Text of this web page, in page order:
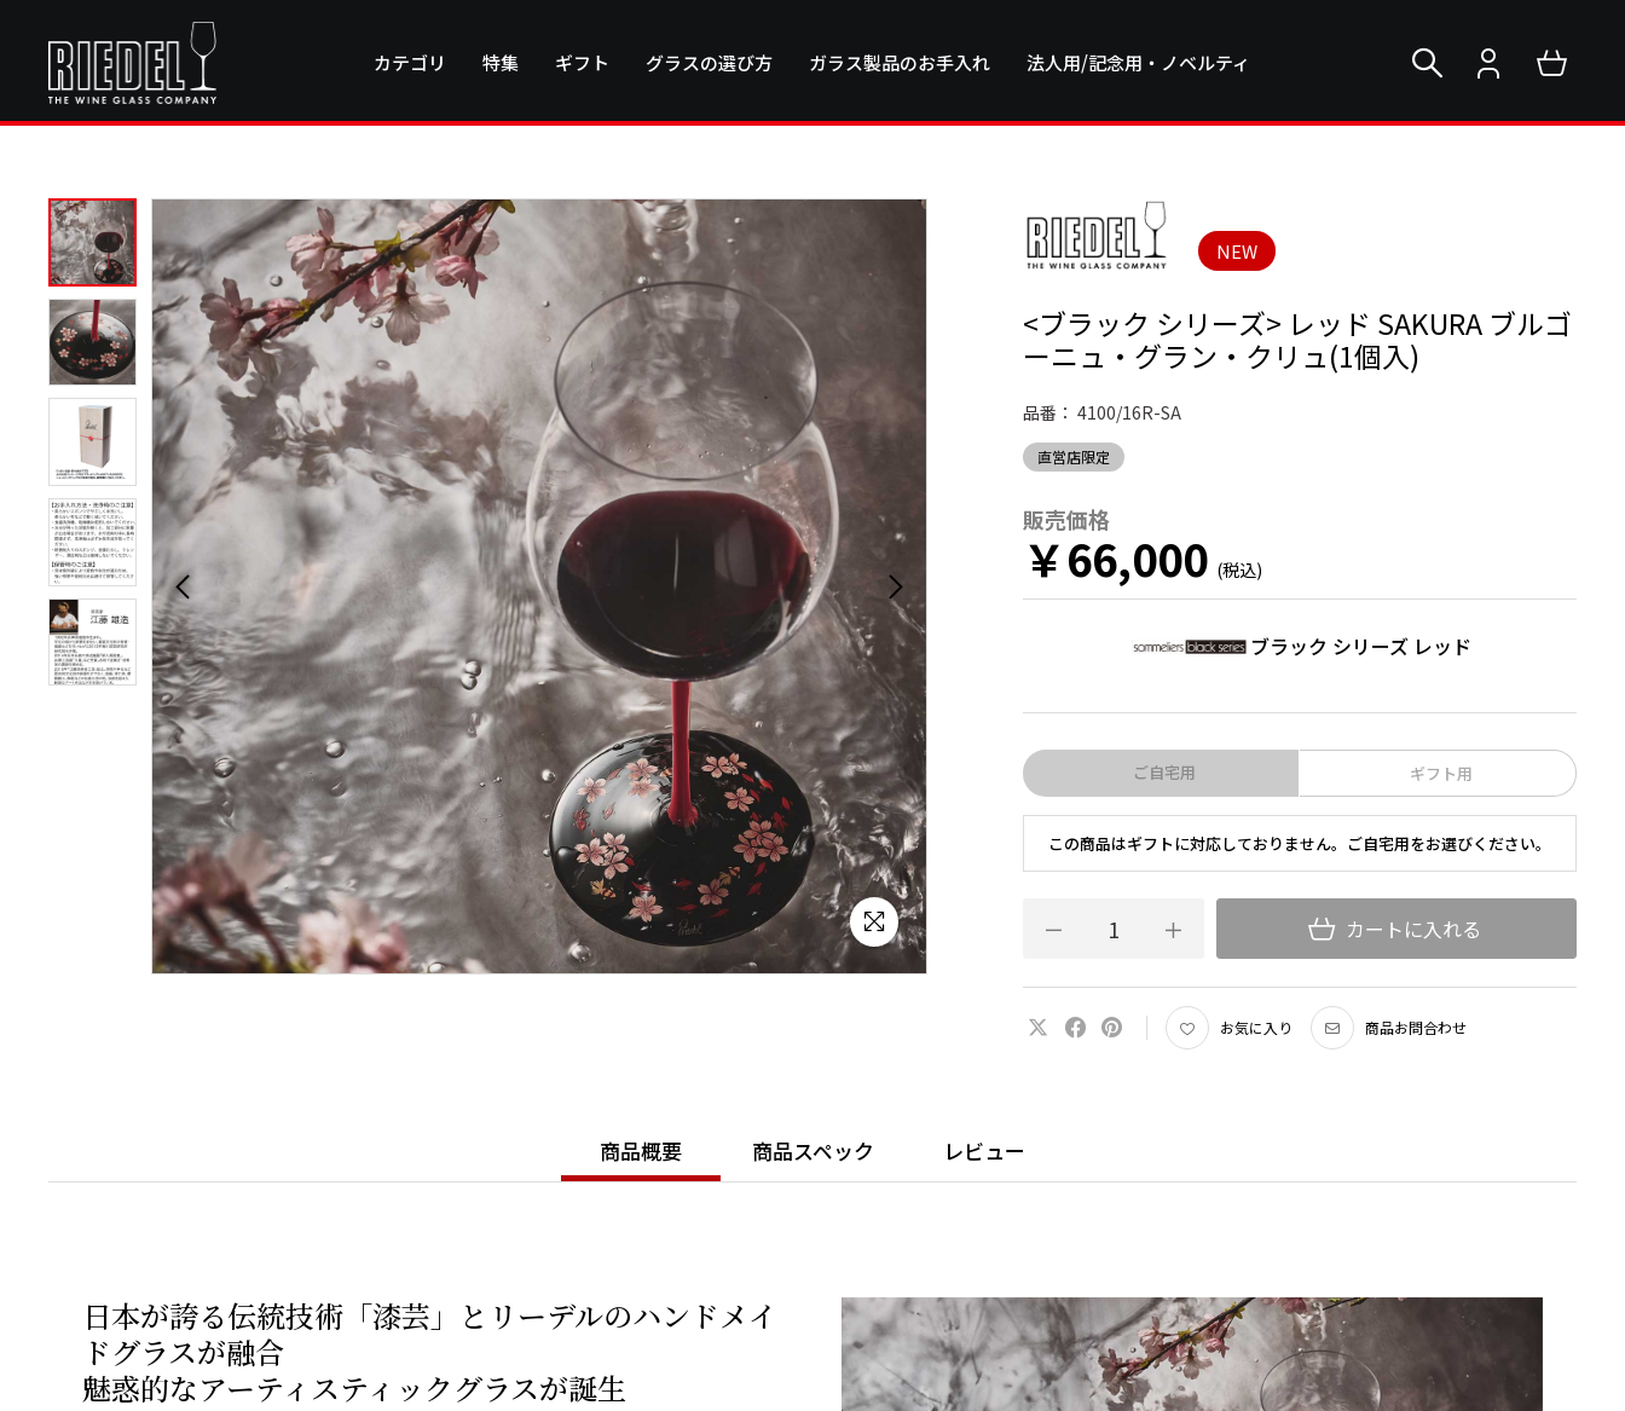
カテゴリ 特集 ギフト グラスの選び方 ガラス製品のお手入れ 法人用/記念用・ノベルティ
NEW
<ブラック シリーズ> レッド SAKURA ブルゴ
ーニュ・グラン・クリュ(1個入)
品番：4100/16R-SA
直営店限定
販売価格
￥66,000
ブラック シリーズ レッド
ご自宅用 ギフト用
この商品はギフトに対応しておりません。ご自宅用をお選びください。
カートに入れる
お気に入り 商品お問合わせ
商品概要 商品スペック レビュー
日本が誇る伝統技術「漆芸」とリーデルのハンドメイ
ドグラスが融合
魅惑的なアーティスティックグラスが誕生